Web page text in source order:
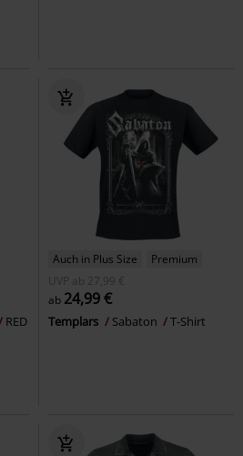
RED
Auch in Plus Size
Premium
UVP
ab 27,99 €
ab 24,99 €
Templars Sabaton T-Shirt